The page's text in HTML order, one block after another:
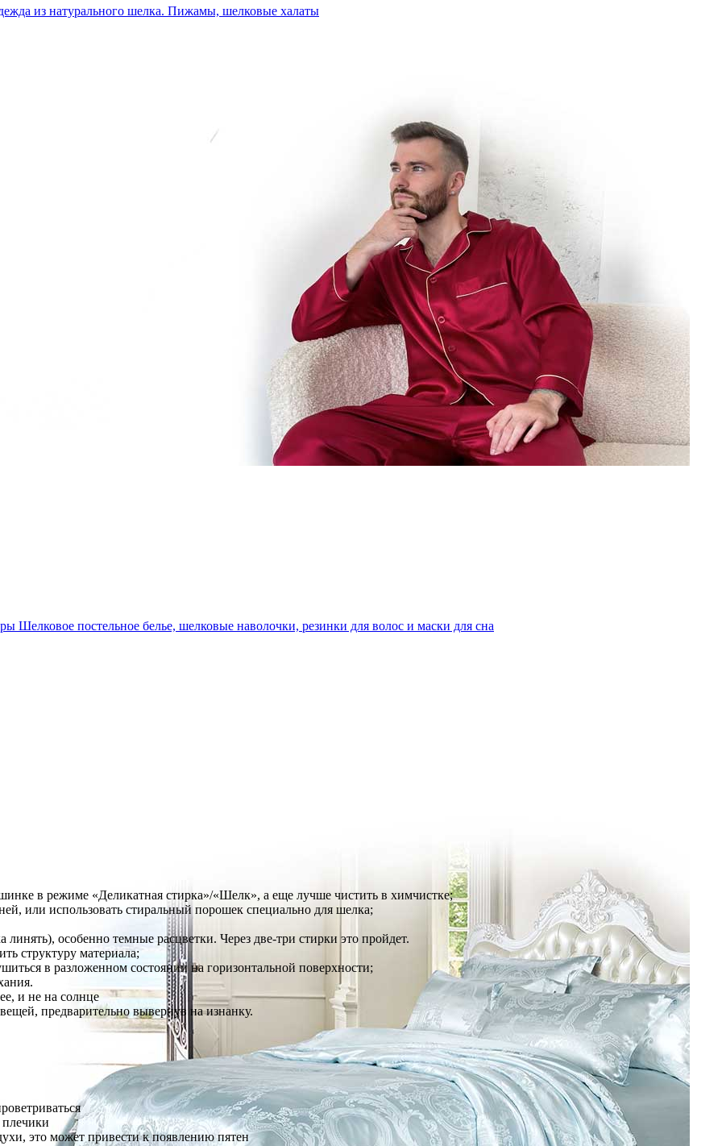
из натурального шелка. Пижамы, шелковые халаты
Шелковое постельное белье, шелковые наволочки, резинки для волос и маски для сна
в режиме «Деликатная стирка»/«Шелк», а еще лучше чистить в химчистке;
или использовать стиральный порошек специально для шелка;
особенно темные расцветки. Через две-три стирки это пройдет.
структуру материала;
в разложенном состоянии на горизонтальной поверхности;
и не на солнце
предварительно вывернув на изнанку.
плечики
это может привести к появлению пятен